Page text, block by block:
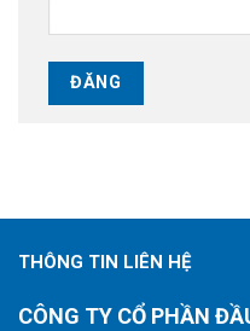
THÔNG TIN LIÊN HỆ
CÔNG TY CỔ PHẦN